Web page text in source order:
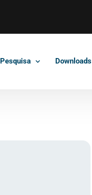
Pesquisa Downloads